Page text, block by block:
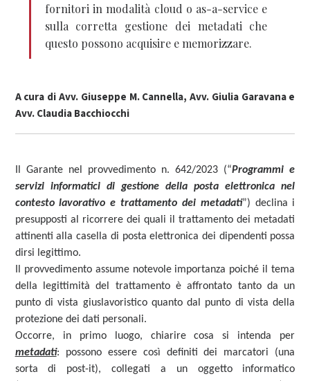
fornitori in modalità cloud o as-a-service e
sulla corretta gestione dei metadati che
questo possono acquisire e memorizzare.
A cura di Avv. Giuseppe M. Cannella, Avv. Giulia Garavanae
Avv.Claudia Bacchiocchi
Il Garante nel provvedimento n. 642/2023 (“Programmi e
servizi informatici di gestione della posta elettronica nel
contesto lavorativo e trattamento dei metadati”) declina i
presupposti al ricorrere dei quali il trattamento dei metadati
attinenti alla casella di posta elettronica dei dipendenti possa
dirsi legittimo.
Il provvedimento assume notevole importanza poiché il tema
della legittimità del trattamento è affrontato tanto da un
punto di vista giuslavoristico quanto dal punto di vista della
protezione dei dati personali.
Occorre, in primo luogo, chiarire cosa si intenda per
metadati: possono essere così definiti dei marcatori (una
sorta di post-it), collegati a un oggetto informatico